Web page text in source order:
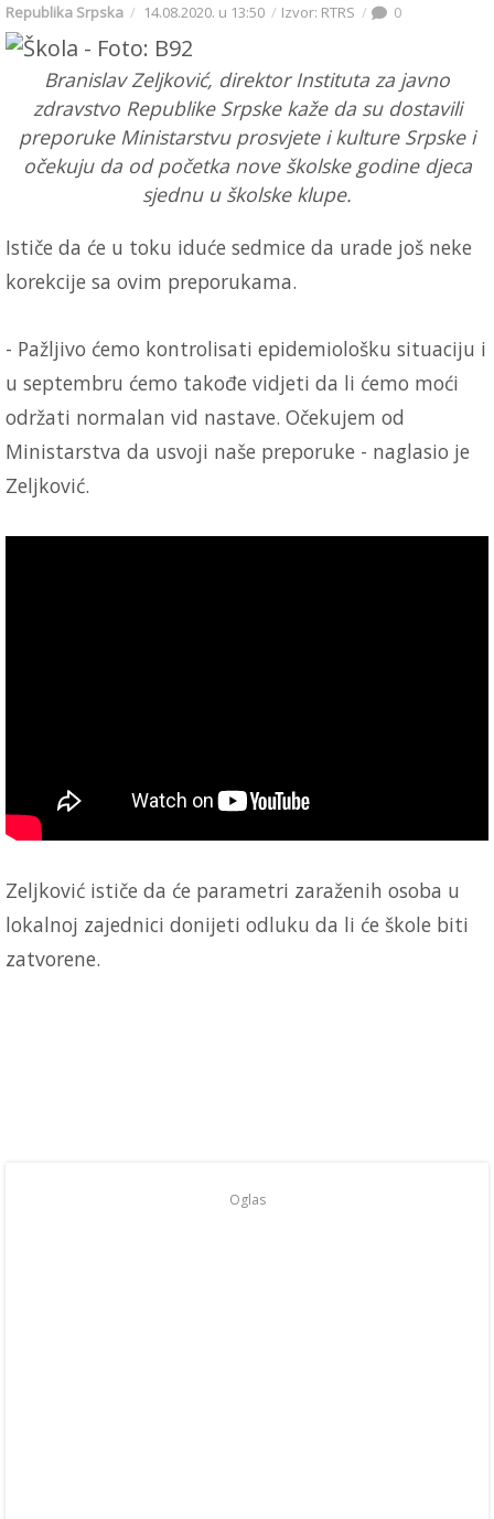
Republika Srpska 14.08.2020. u 13:50 Izvor: RTRS 0
Branislav Zeljković, direktor Instituta za javno
zdravstvo Republike Srpske kaže da su dostavili
preporuke Ministarstvu prosvjete i kulture Srpske i
očekuju da od početka nove školske godine djeca
sjednu u školske klupe.
Ističe da će u toku iduće sedmice da urade još neke
korekcije sa ovim preporukama.
- Pažljivo ćemo kontrolisati epidemiološku situaciju i
u septembru ćemo takođe vidjeti da li ćemo moći
održati normalan vid nastave. Očekujem od
Ministarstva da usvoji naše preporuke - naglasio je
Zeljković.
Zeljković ističe da će parametri zaraženih osoba u
lokalnoj zajednici donijeti odluku da li će škole biti
zatvorene.
Oglas